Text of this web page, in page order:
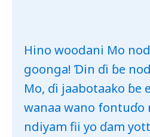
Hino woodani Mo
goonga! Ɗin ɗi ɓe
Mo, ɗi jaabotaako ɓe
wanaa wano fontuɗo
ndiyam fii yo ɗam